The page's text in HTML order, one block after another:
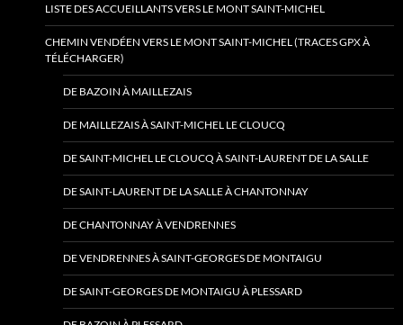
LISTE DES ACCUEILLANTS VERS LE MONT SAINT-MICHEL
CHEMIN VENDÉEN VERS LE MONT SAINT-MICHEL (TRACES GPX À
TÉLÉCHARGER)
DE BAZOIN À MAILLEZAIS
DE MAILLEZAIS À SAINT-MICHEL LE CLOUCQ
DE SAINT-MICHEL LE CLOUCQ À SAINT-LAURENT DE LA SALLE
DE SAINT-LAURENT DE LA SALLE À CHANTONNAY
DE CHANTONNAY À VENDRENNES
DE VENDRENNES À SAINT-GEORGES DE MONTAIGU
DE SAINT-GEORGES DE MONTAIGU À PLESSARD